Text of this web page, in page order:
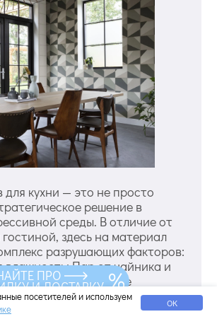
кухни — это не просто
решение в
среды. В отличие от
здесь на материал
разрушающих факторов:
влажность: Пар от чайника и
на более
проникая в микропоры.
перепады: От прохлады
посетителей и используем
ОК
ПРО
И ДОСТАВКУ